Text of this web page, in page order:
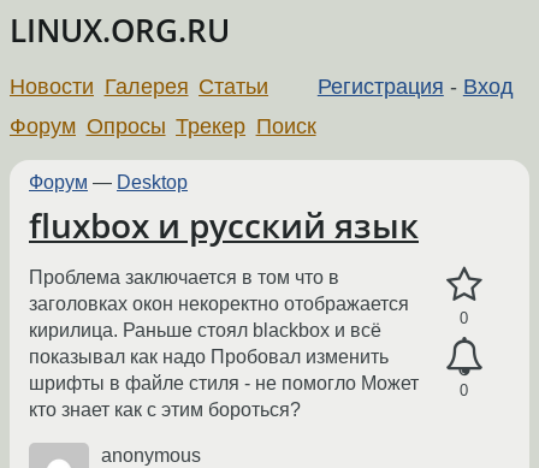
LINUX.ORG.RU
Регистрация - Вход
Новости Галерея Статьи
Форум Опросы Трекер Поиск
Форум — Desktop
fluxbox и русский язык
0
0
Проблема заключается в том что в
заголовках окон некоректно отображается
кирилица. Раньше стоял blackbox и всё
показывал как надо Пробовал изменить
шрифты в файле стиля - не помогло Может
кто знает как с этим бороться?
anonymous